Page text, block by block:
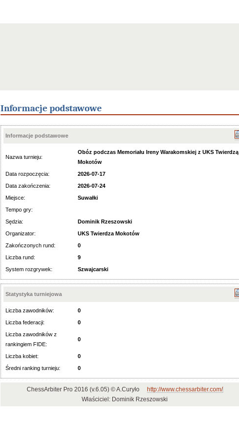
Informacje podstawowe
Informacje podstawowe
Nazwa turnieju:
Obóz podczas Memoriału Ireny Warakomskiej z UKS Twierdzą
Mokotów
Data rozpoczęcia:
2026-07-17
Data zakończenia:
2026-07-24
Miejsce:
Suwałki
Tempo gry:
Sędzia:
Dominik Rzeszowski
Organizator:
UKS Twierdza Mokotów
Zakończonych rund:
0
Liczba rund:
9
System rozgrywek:
Szwajcarski
Statystyka turniejowa
Liczba zawodników:
0
Liczba federacji:
0
Liczba zawodników z
rankingiem FIDE:
0
Liczba kobiet:
0
Średni ranking turnieju:
0
ChessArbiter Pro 2016 (v.6.05) © A.Curyło
http://www.chessarbiter.com/
Właściciel: Dominik Rzeszowski